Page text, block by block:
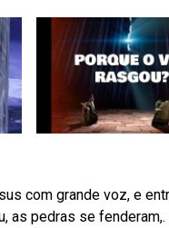
com grande voz, e
as pedras se